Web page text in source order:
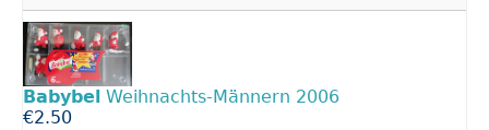
Babybel Weihnachts-Männern 2006
€2.50